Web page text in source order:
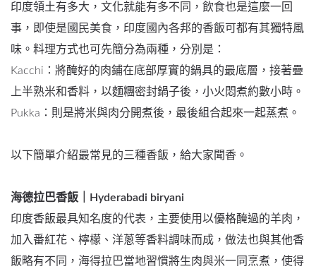
印度領土有多大，文化就能有多不同，飲食也是這麼一回
事，即使是國民美食，印度國內各邦的香飯可都有其獨特風
味。料理方式也可先簡分為兩種，分別是：
Kacchi：將醃好的肉鋪在底部厚實的鍋具的最底層，接著疊
上半熟米和香料，以麵糰密封鍋子後，小火悶煮約數小時。
Pukka：則是將米與肉分開煮後，最後組合起來一起蒸煮。
以下簡單介紹最常見的三種香飯，給大家聞香。
海德拉巴香飯｜Hyderabadi biryani
印度香飯最具知名度的代表，主要使用以優格醃過的羊肉，
加入番紅花、檸檬、洋蔥等香料調味而成，做法也與其他香
飯略有不同，海得拉巴當地習慣將生肉與米一同烹煮，使得